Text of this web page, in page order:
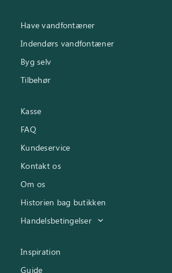
Have vandfontæner
Indendørs vandfontæner
Byg selv
Tilbehør
Kasse
FAQ
Kundeservice
Kontakt os
Om os
Historien bag butikken
Handelsbetingelser
Inspiration
Guide